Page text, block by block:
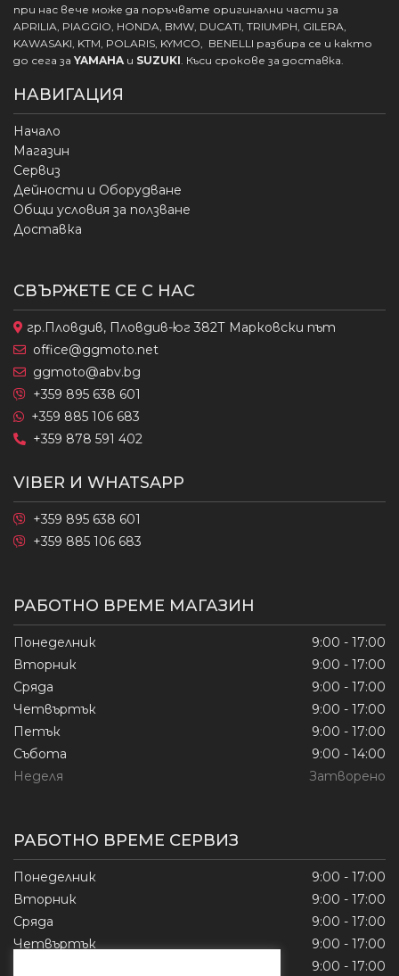
при нас вече може да поръчвате оригинални части за
APRILIA, PIAGGIO, HONDA, BMW, DUCATI, TRIUMPH, GILERA,
KAWASAKI, KTM, POLARIS, KYMCO, BENELLI разбира се и както
до сега за YAMAHA и SUZUKI. Къси срокове за доставка.
НАВИГАЦИЯ
Начало
Магазин
Сервиз
Дейности и Оборудване
Общи условия за ползване
Доставка
СВЪРЖЕТЕ СЕ С НАС
гр.Пловдив, Пловдив-юг 382Т Марковски път
office@ggmoto.net
ggmoto@abv.bg
+359 895 638 601
+359 885 106 683
+359 878 591 402
VIBER И WHATSAPP
+359 895 638 601
+359 885 106 683
РАБОТНО ВРЕМЕ МАГАЗИН
Понеделник
9:00 - 17:00
Вторник
9:00 - 17:00
Сряда
9:00 - 17:00
Четвъртък
9:00 - 17:00
Петък
9:00 - 17:00
Събота
9:00 - 14:00
Неделя
Затворено
РАБОТНО ВРЕМЕ СЕРВИЗ
Понеделник
9:00 - 17:00
Вторник
9:00 - 17:00
Сряда
9:00 - 17:00
Четвъртък
9:00 - 17:00
9:00 - 17:00